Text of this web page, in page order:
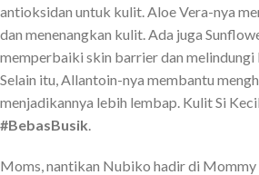
antioksidan untuk kulit. Aloe Vera-nya
dan menenangkan kulit. Ada juga
memperbaiki skin barrier dan melindungi
Selain itu, Allantoin-nya membantu
menjadikannya lebih lembap. Kulit Si
#BebasBusik
Moms, nantikan Nubiko hadir di Mommy